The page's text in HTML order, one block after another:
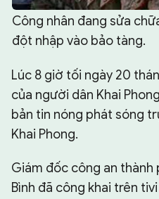
Công nhân đang sửa
đột nhập vào bảo tàng.
Lúc 8 giờ tối ngày 20
của người dân Khai
bản tin nóng phát sóng
Khai Phong.
Giám đốc công an thành
Bình đã công khai trên